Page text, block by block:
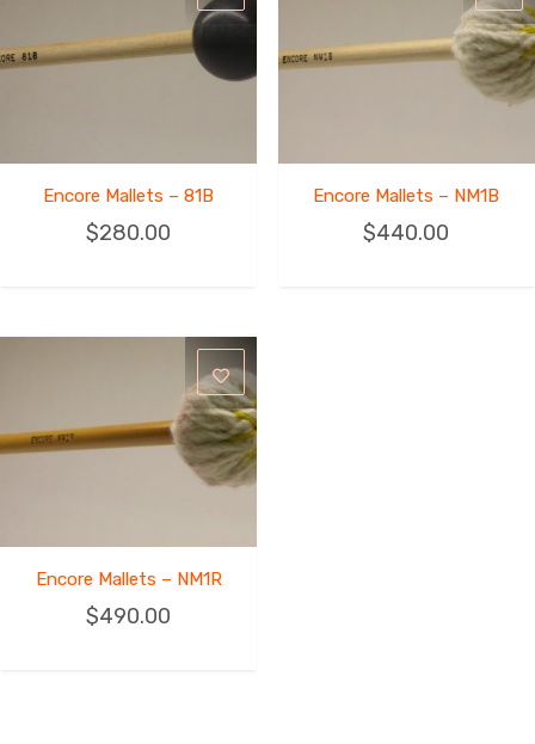
Encore Mallets – 81B
$280.00
Encore Mallets – NM1B
$440.00
Encore Mallets – NM1R
$490.00